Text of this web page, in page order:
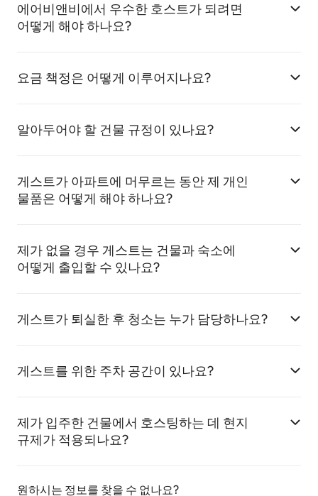
에어비앤비에서 우수한 호스트가 되려면
어떻게 해야 하나요?
요금 책정은 어떻게 이루어지나요?
알아두어야 할 건물 규정이 있나요?
게스트가 아파트에 머무르는 동안 제 개인
물품은 어떻게 해야 하나요?
제가 없을 경우 게스트는 건물과 숙소에
어떻게 출입할 수 있나요?
게스트가 퇴실한 후 청소는 누가 담당하나요?
게스트를 위한 주차 공간이 있나요?
제가 입주한 건물에서 호스팅하는 데 현지
규제가 적용되나요?
원하시는 정보를 찾을 수 없나요?